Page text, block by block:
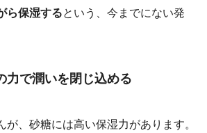
ら保湿するという、今までにない発
で潤いを閉じ込める
が、砂糖には高い保湿力があります。